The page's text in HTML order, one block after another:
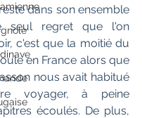
dans son ensemble
seul regret que l'on
c'est que la moitié du
en France alors que
nous avait habitué
voyager, à peine
écoulés. De plus,